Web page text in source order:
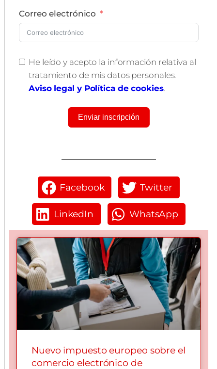
Correo electrónico
He leído y acepto la información relativa al
tratamiento de mis datos personales.
Aviso legal y Política de cookies.
Enviar inscripción
Facebook Twitter
LinkedIn WhatsApp
Nuevo impuesto europeo sobre el
comercio electrónico de